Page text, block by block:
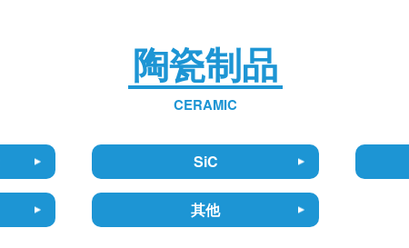
陶瓷制品
CERAMIC
SiC
其他